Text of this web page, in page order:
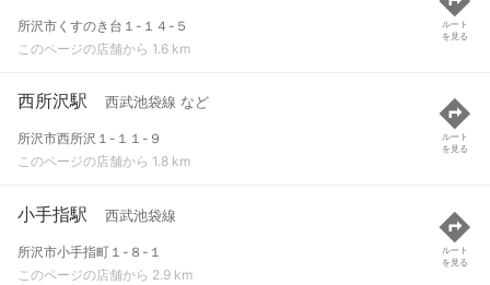
所沢市くすのき台１-１４-５
このページの店舗から 1.6 km
ルート
を見る
西所沢駅 西武池袋線 など
所沢市西所沢１-１１-９
このページの店舗から 1.8 km
ルート
を見る
小手指駅 西武池袋線
所沢市小手指町１-８-１
このページの店舗から 2.9 km
ルート
を見る